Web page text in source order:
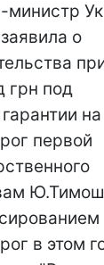
министр
о
грн под
на
первой
в этом